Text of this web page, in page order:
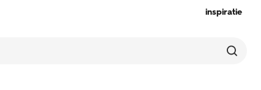
inspiratie